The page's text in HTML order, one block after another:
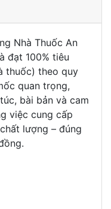
Nhà Thuốc An
đạt 100% tiêu
thuốc) theo quy
quan trọng,
bài bản và cam
việc cung cấp
lượng – đúng